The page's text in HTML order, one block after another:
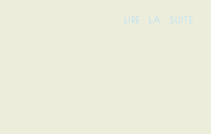
LIRE LA SUITE